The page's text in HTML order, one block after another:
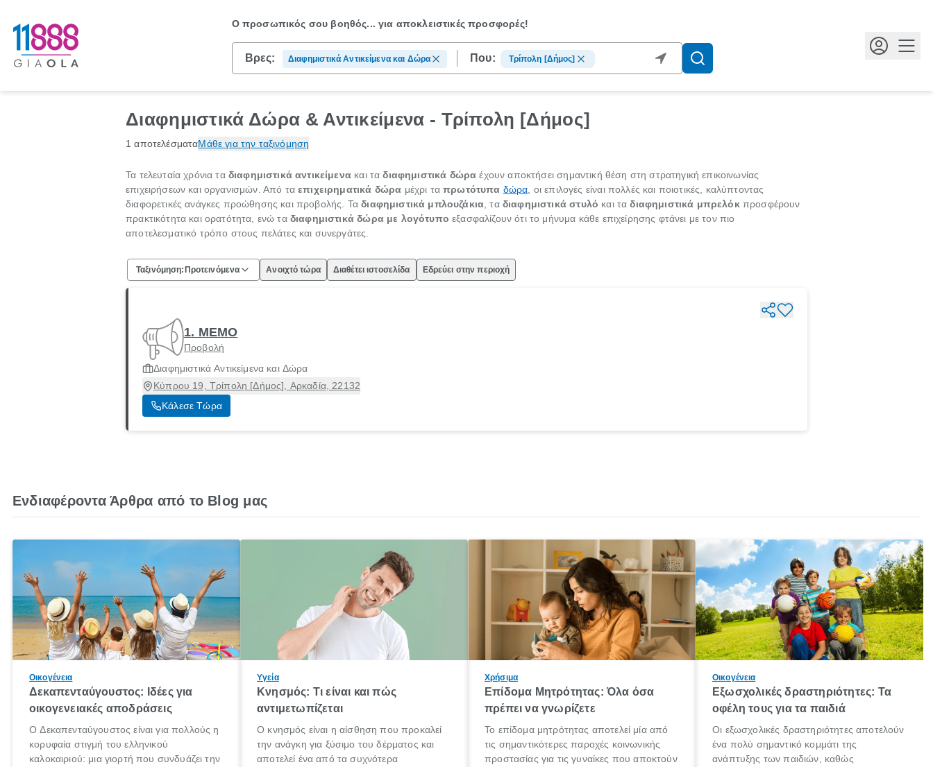
Ο προσωπικός σου βοηθός...για αποκλειστικές προσφορές!
Βρες: Διαφημιστικά Αντικείμενα και Δώρα Που: Τρίπολη [Δήμος]
Διαφημιστικά Δώρα & Αντικείμενα - Τρίπολη [Δήμος]
1 αποτελέσματαΜάθε για την ταξινόμηση
Τα τελευταία χρόνια τα διαφημιστικά αντικείμενα και ταδιαφημιστικά δώρα έχουν αποκτήσει σημαντική θέση στη στρατηγική επικοινωνίας
επιχειρήσεων και οργανισμών. Από ταεπιχειρηματικά δώρα μέχρι ταπρωτότυπα δώρα , οι επιλογές είναι πολλές και ποιοτικές, καλύπτοντας
διαφορετικές ανάγκες προώθησης και προβολής. Ταδιαφημιστικά μπλουζάκια , τα διαφημιστικά στυλό και ταδιαφημιστικά μπρελόκπροσφέρουν
πρακτικότητα και ορατότητα, ενώ τα διαφημιστικά δώρα με λογότυπο εξασφαλίζουν ότι το μήνυμα κάθε επιχείρησης φτάνει με τον πιο
αποτελεσματικό τρόπο στους πελάτες και συνεργάτες.
Ταξινόμηση: Προτεινόμενα Ανοιχτό τώρα Διαθέτει ιστοσελίδα Εδρεύει στην περιοχή
1. MEMO
Προβολή
Διαφημιστικά Αντικείμενα και Δώρα
Κύπρου 19, Τρίπολη [Δήμος], Αρκαδία, 22132
Κάλεσε Τώρα
Ενδιαφέροντα Άρθρα από το Blog μας
Οικογένεια
Δεκαπενταύγουστος: Ιδέες για
οικογενειακές αποδράσεις
Ο Δεκαπενταύγουστος είναι για πολλούς η
κορυφαία στιγμή του ελληνικού
καλοκαιριού: μια γιορτή που συνδυάζει την
Υγεία
Κνησμός: Τι είναι και πώς
αντιμετωπίζεται
Ο κνησμός είναι η αίσθηση που προκαλεί
την ανάγκη για ξύσιμο του δέρματος και
αποτελεί ένα από τα συχνότερα
Χρήσιμα
Επίδομα Μητρότητας: Όλα όσα
πρέπει να γνωρίζετε
Το επίδομα μητρότητας αποτελεί μία από
τις σημαντικότερες παροχές κοινωνικής
προστασίας για τις γυναίκες που αποκτούν
Οικογένεια
Εξωσχολικές δραστηριότητες: Τα
οφέλη τους για τα παιδιά
Οι εξωσχολικές δραστηριότητες αποτελούν
ένα πολύ σημαντικό κομμάτι της
ανάπτυξης των παιδιών, καθώς